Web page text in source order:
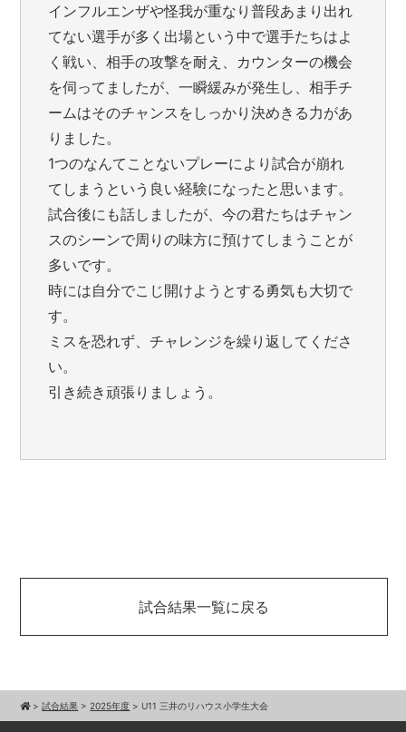
インフルエンザや怪我が重なり普段あまり出れ
てない選手が多く出場という中で選手たちはよ
く戦い、相手の攻撃を耐え、カウンターの機会
を伺ってましたが、一瞬緩みが発生し、相手チ
ームはそのチャンスをしっかり決めきる力があ
りました。
1つのなんてことないプレーにより試合が崩れ
てしまうという良い経験になったと思います。
試合後にも話しましたが、今の君たちはチャン
スのシーンで周りの味方に預けてしまうことが
多いです。
時には自分でこじ開けようとする勇気も大切で
す。
ミスを恐れず、チャレンジを繰り返してくださ
い。
引き続き頑張りましょう。
試合結果一覧に戻る
>試合結果 > 2025年度 > U11 三井のリハウス小学生大会